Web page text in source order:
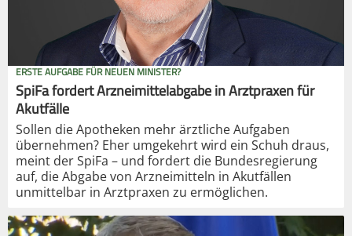
ERSTE AUFGABE FÜR NEUEN MINISTER?
SpiFa fordert Arzneimittelabgabe in Arztpraxen für
Akutfälle
Sollen die Apotheken mehr ärztliche Aufgaben
übernehmen? Eher umgekehrt wird ein Schuh draus,
meint der SpiFa – und fordert die Bundesregierung
auf, die Abgabe von Arzneimitteln in Akutfällen
unmittelbar in Arztpraxen zu ermöglichen.